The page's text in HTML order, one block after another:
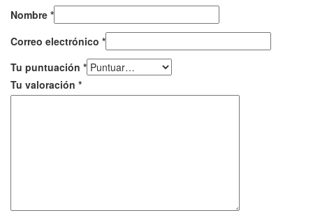
Nombre *
Correo electrónico *
Tu puntuación *
Tu valoración *